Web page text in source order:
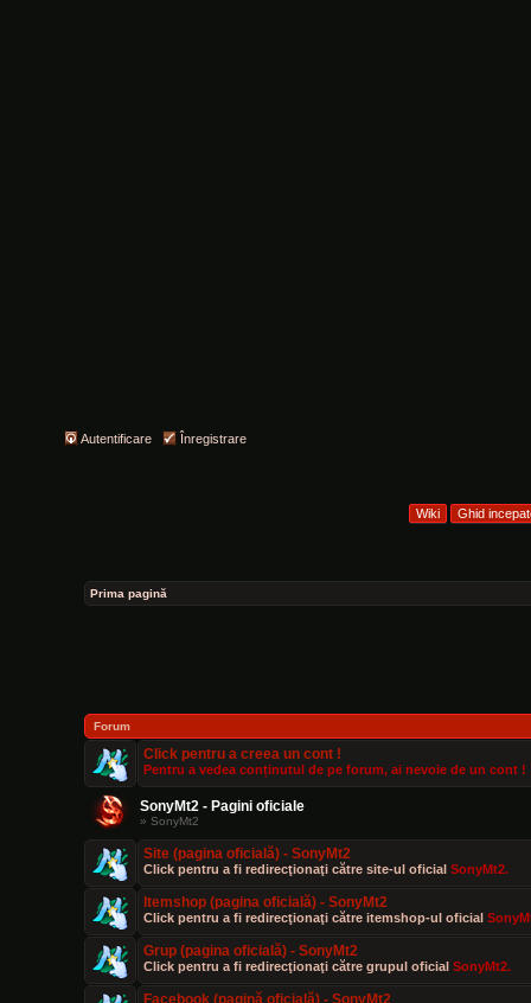
Autentificare Înregistrare
Prima pagină
Forum
Click pentru a creea un cont !
Pentru a vedea conținutul de pe forum, ai nevoie de un cont !
SonyMt2 - Pagini oficiale
» SonyMt2
Site (pagina oficială) - SonyMt2
Click pentru a fi redirecţionaţi către site-ul oficial SonyMt2.
Itemshop (pagina oficială) - SonyMt2
Click pentru a fi redirecţionaţi către itemshop-ul oficial
Grup (pagina oficială) - SonyMt2
Click pentru a fi redirecţionaţi către grupul oficial SonyMt2.
Facebook (pagină oficială) - SonyMt2